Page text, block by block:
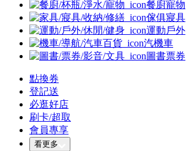
餐廚寵物
傢俱寢具
運動戶外
汽機車
圖書票券
點換券
登記送
必逛好店
刷卡/超取
會員專享
看更多